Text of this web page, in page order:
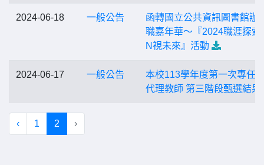
2024-06-18 一般公告
函轉國立公共資訊圖書館辦
職嘉年華～『2024職涯探索
N視未來』活動
2024-06-17 一般公告
本校113學年度第一次專任
代理教師 第三階段甄選結果
‹ 1 2 ›